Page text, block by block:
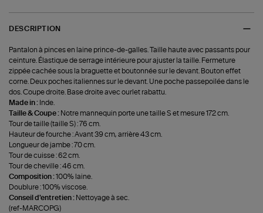
DESCRIPTION
Pantalon à pinces en laine prince-de-galles. Taille haute avec passants pour
ceinture. Élastique de serrage intérieure pour ajuster la taille. Fermeture
zippée cachée sous la braguette et boutonnée sur le devant. Bouton effet
corne. Deux poches italiennes sur le devant. Une poche passepoilée dans le
dos. Coupe droite. Base droite avec ourlet rabattu.
Made in : Inde.
Taille & Coupe : Notre mannequin porte une taille S et mesure 172 cm.
Tour de taille (taille S) : 76 cm.
Hauteur de fourche : Avant 39 cm, arrière 43 cm.
Longueur de jambe : 70 cm.
Tour de cuisse : 62 cm.
Tour de cheville : 46 cm.
Composition :100% laine.
Doublure : 100% viscose.
Conseil d'entretien : Nettoyage à sec.
(ref-MARCOPG)